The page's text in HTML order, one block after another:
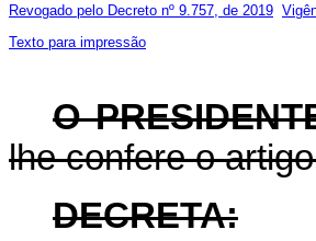
Revogado pelo Decreto nº 9.757, de 2019
Texto para impressão
O
lhe confere o
DECRETA: